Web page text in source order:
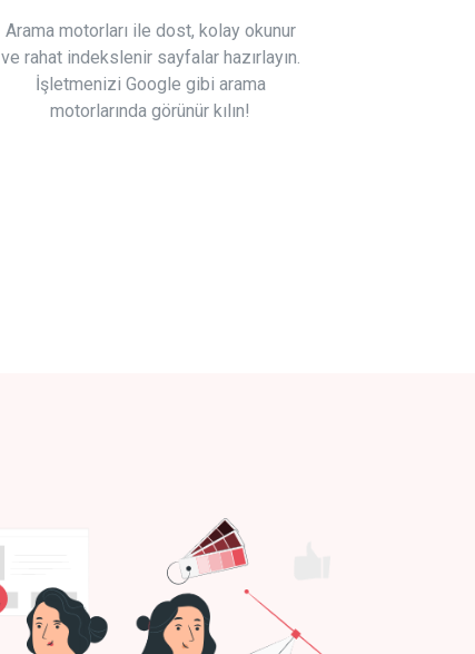
Arama motorları ile dost, kolay okunur
ve rahat indekslenir sayfalar hazırlayın.
İşletmenizi Google gibi arama
motorlarında görünür kılın!